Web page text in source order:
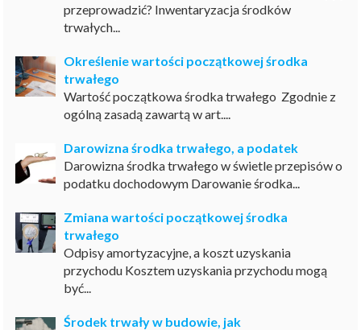
przeprowadzić? Inwentaryzacja środków
trwałych...
Określenie wartości początkowej środka
trwałego
Wartość początkowa środka trwałego Zgodnie z
ogólną zasadą zawartą w art....
Darowizna środka trwałego, a podatek
Darowizna środka trwałego w świetle przepisów o
podatku dochodowym Darowanie środka...
Zmiana wartości początkowej środka
trwałego
Odpisy amortyzacyjne, a koszt uzyskania
przychodu Kosztem uzyskania przychodu mogą
być...
Środek trwały w budowie, jak